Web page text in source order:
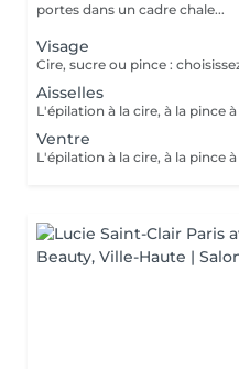
portes dans un cadre chale...
Visage
Aisselles
Ventre